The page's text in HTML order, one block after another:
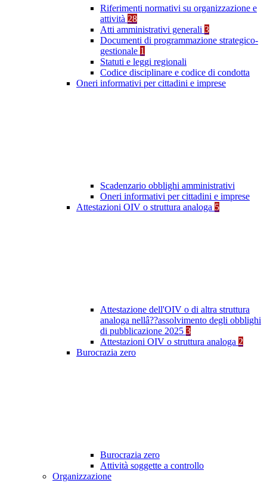
Riferimenti normativi su organizzazione e
attività 28
Atti amministrativi generali 3
Documenti di programmazione strategico-
gestionale 1
Statuti e leggi regionali
Codice disciplinare e codice di condotta
Oneri informativi per cittadini e imprese
Scadenzario obblighi amministrativi
Oneri informativi per cittadini e imprese
Attestazioni OIV o struttura analoga 5
Attestazione dell'OIV o di altra struttura
analoga nellâ??assolvimento degli obblighi
di pubblicazione 2025 3
Attestazioni OIV o struttura analoga 2
Burocrazia zero
Burocrazia zero
Attività soggette a controllo
Organizzazione